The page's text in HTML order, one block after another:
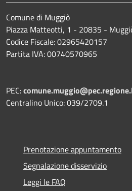
Comune di Muggiò
Piazza Matteotti, 1 - 20835 -
Codice Fiscale: 02965420157
Partita IVA: 00740570965
PEC:
Centralino Unico: 039/2709.1
Prenotazione appuntamento
Segnalazione disservizio
Leggi le FAQ